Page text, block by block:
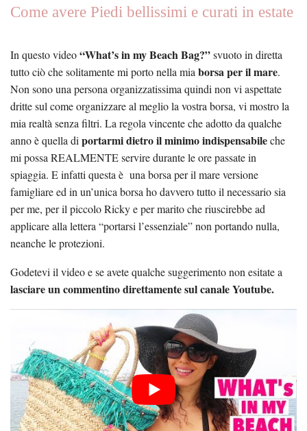
Come avere Piedi bellissimi e curati in estate
In questo video“What’s in my Beach Bag?”svuoto in diretta
tutto ciò che solitamente mi porto nella mia borsa per il mare.
Non sono una persona organizzatissima quindi non vi aspettate
dritte sul come organizzare al meglio la vostra borsa, vi mostro la
mia realtà senza filtri. La regola vincente che adotto da qualche
anno è quella di portarmi dietro il minimo indispensabileche
mi possa REALMENTE servire durante le ore passate in
spiaggia. E infatti questa è una borsa per il mare versione
famigliare ed in un’unica borsa ho davvero tutto il necessario sia
per me, per il piccolo Ricky e per marito che riuscirebbe ad
applicare alla lettera “portarsi l’essenziale” non portando nulla,
neanche le protezioni.
Godetevi il video e se avete qualche suggerimento non esitate a
lasciare un commentino direttamente sul canale Youtube.